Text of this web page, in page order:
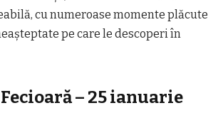
cu numeroase momente plăcute
pe care le descoperi în
– 25 ianuarie